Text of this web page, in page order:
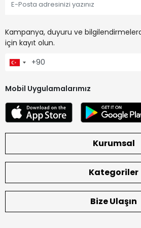
Kampanya, duyuru ve
için kayıt olun.
Mobil Uygulamalarımız
Kurumsal
Kategoriler
Bize Ulaşın